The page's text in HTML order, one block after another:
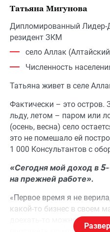
Татьяна Мигунова
Дипломированный Лидер-
резидент ЗКМ
село Аллак
Численность
Татьяна живет в селе
Фактически – это остров.
льду, летом – паром или
(осень, весна) село
это не помешало ей
1 000 Консультантов с
«Сегодня мой доход в
на прежней работе».
«Первое время я не
какой-то бизнес в своем
доехать-то можно не в